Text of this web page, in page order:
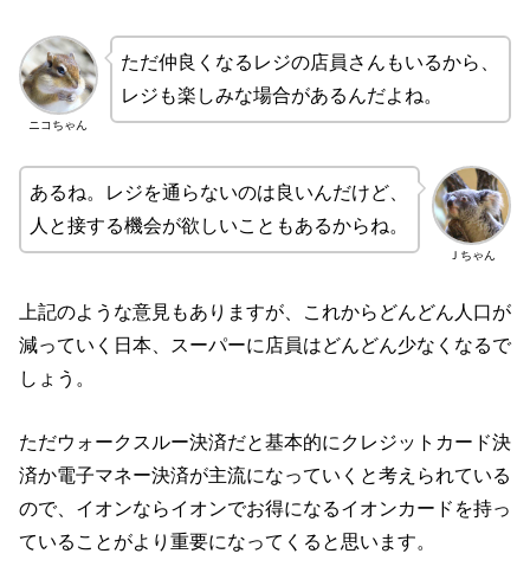
ニコちゃん
ただ仲良くなるレジの店員さんもいるから、
レジも楽しみな場合があるんだよね。
Ｊちゃん
あるね。レジを通らないのは良いんだけど、
人と接する機会が欲しいこともあるからね。
上記のような意見もありますが、これからどんどん人口が
減っていく日本、スーパーに店員はどんどん少なくなるで
しょう。
ただウォークスルー決済だと基本的にクレジットカード決
済か電子マネー決済が主流になっていくと考えられている
ので、イオンならイオンでお得になるイオンカードを持っ
ていることがより重要になってくると思います。